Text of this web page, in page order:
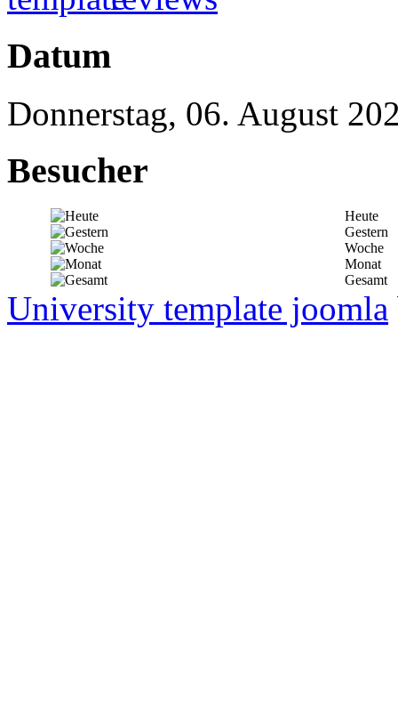
Datum
Donnerstag, 06. August
Besucher
Heute
Gestern
Woche
Monat
Gesamt
University template joomla